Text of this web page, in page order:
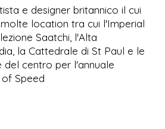
e designer britannico il cui
location tra cui l'Imperial
Saatchi, l'Alta
la Cattedrale di St Paul e le
centro per l'annuale
Speed